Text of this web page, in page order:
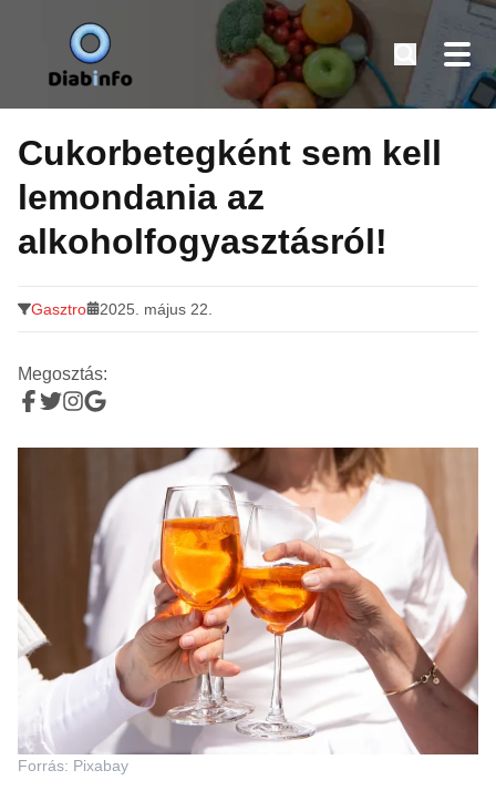
Tovább
tartalomra
Diabinfo.hu – Információk cukorbetegeknek
Cukorbetegként sem kell
lemondania az
alkoholfogyasztásról!
Gasztro 2025. május 22.
Megosztás:
Forrás: Pixabay